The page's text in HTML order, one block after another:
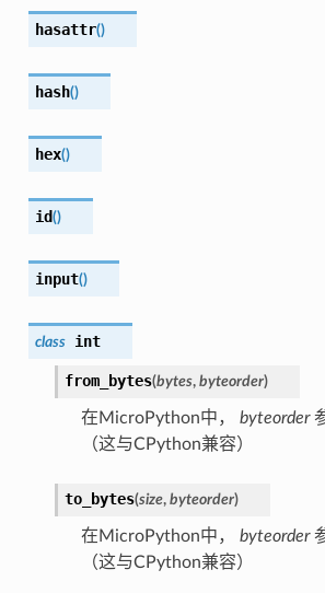
hasattr()
hash()
hex()
id()
input()
class int
from_bytes(bytes, byteorder)
在MicroPython中， byteorder
（这与CPython兼容）
to_bytes(size, byteorder)
在MicroPython中， byteorder
（这与CPython兼容）